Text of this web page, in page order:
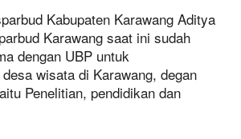
Kabupaten Karawang Aditya
Karawang saat ini sudah
dengan UBP untuk
wisata di Karawang, degan
Penelitian, pendidikan dan